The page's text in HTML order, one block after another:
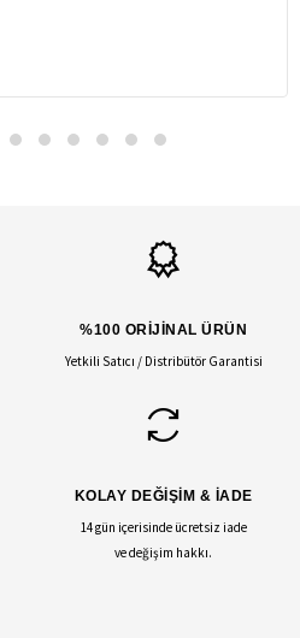
%100 ORİJİNAL ÜRÜN
Yetkili Satıcı / Distribütör Garantisi
KOLAY DEĞİŞİM & İADE
14 gün içerisinde ücretsiz iade
ve değişim hakkı.